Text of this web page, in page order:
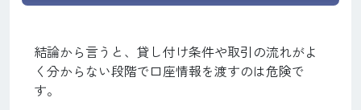
結論から言うと、貸し付け条件や取引の流れがよ
く分からない段階で口座情報を渡すのは危険で
す。